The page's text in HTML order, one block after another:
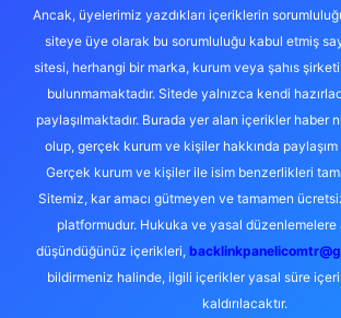
Ancak, üyelerimiz yazdıkları içeriklerin
siteye üye olarak bu sorumluluğu kabul etmiş
sitesi, herhangi bir marka, kurum veya şahıs şirketi
bulunmamaktadır. Sitede yalnızca kendi
paylaşılmaktadır. Burada yer alan içerikler haber
olup, gerçek kurum ve kişiler hakkında paylaşım
Gerçek kurum ve kişiler ile isim benzerlikleri
Sitemiz, kar amacı gütmeyen ve tamamen
platformudur. Hukuka ve yasal düzenlemelere
düşündüğünüz içerikleri,
bildirmeniz halinde, ilgili içerikler yasal süre
kaldırılacaktır.